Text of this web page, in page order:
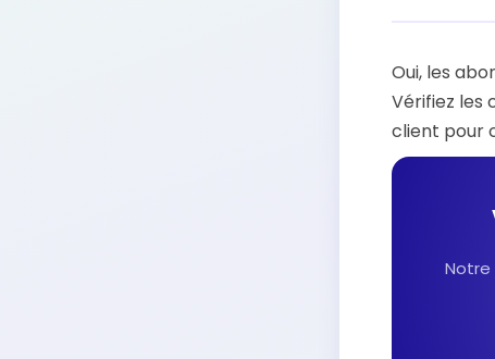
Oui, les
Vérifiez les
client pour